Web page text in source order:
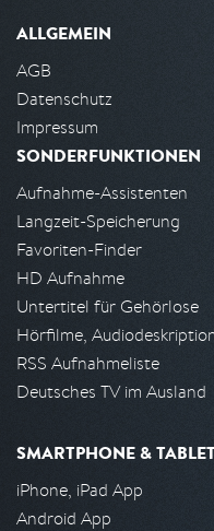
ALLGEMEIN
AGB
Datenschutz
Impressum
SONDERFUNKTIONEN
Aufnahme-Assistenten
Langzeit-Speicherung
Favoriten-Finder
HD Aufnahme
Untertitel für Gehörlose
Hörfilme,
RSS Aufnahmeliste
Deutsches TV im Ausland
SMARTPHONE &
iPhone, iPad App
Android App